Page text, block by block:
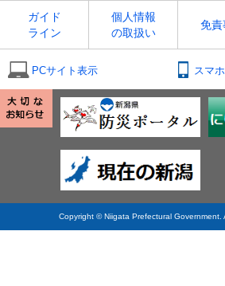
ガイド
ライン
個人情報
の取扱い
免責
PCサイト表示 スマ
Copyright © Niigata Prefectural Government.